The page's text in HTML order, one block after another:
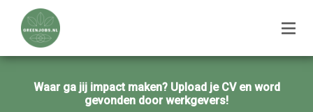
Waar ga jij impact maken? Upload je CV en word
gevonden door werkgevers!